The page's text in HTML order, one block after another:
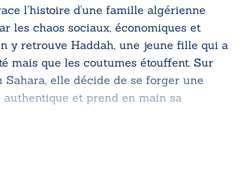
l’histoire d’une famille algérienne
les chaos sociaux, économiques et
y retrouve Haddah, une jeune fille qui a
mais que les coutumes étouffent. Sur
Sahara, elle décide de se forger une
authentique et prend en main sa